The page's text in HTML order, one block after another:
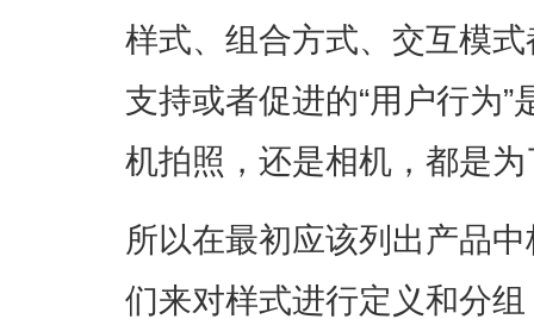
样式、组合方式、交互模
支持或者促进的“用户行为
机拍照，还是相机，都是
所以在最初应该列出产品
们来对样式进行定义和分